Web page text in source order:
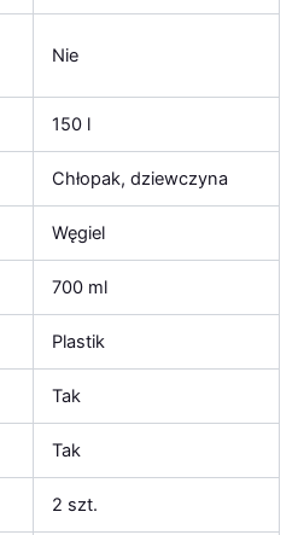
Nie
150 l
Chłopak, dziewczyna
Węgiel
700 ml
Plastik
Tak
Tak
2 szt.